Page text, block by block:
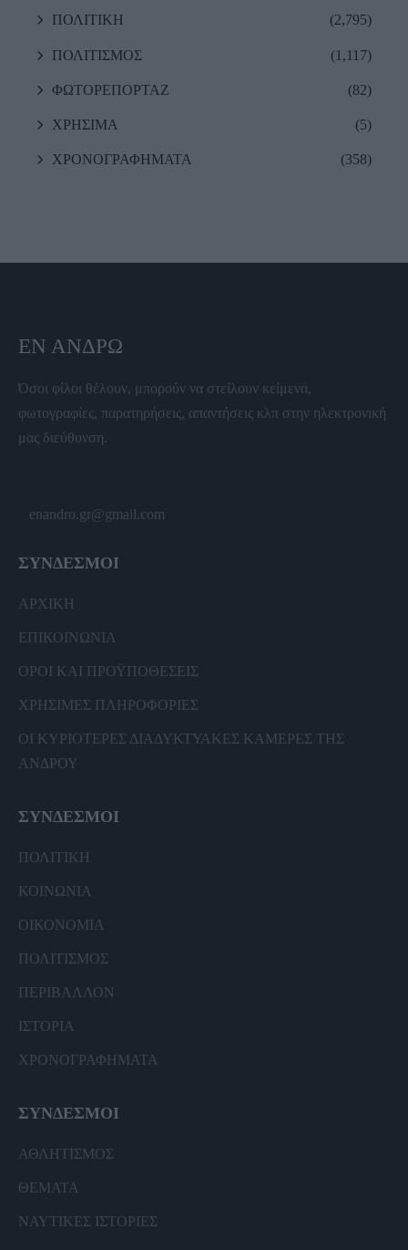
ΠΟΛΙΤΙΚΗ (2,795)
ΠΟΛΙΤΙΣΜΟΣ (1,117)
ΦΩΤΟΡΕΠΟΡΤΑΖ (82)
ΧΡΗΣΙΜΑ (5)
ΧΡΟΝΟΓΡΑΦΗΜΑΤΑ (358)
ΕΝ ΆΝΔΡΩ
Όσοι φίλοι θέλουν, μπορούν να στείλουν κείμενα,
φωτογραφίες, παρατηρήσεις, απαντήσεις κλπ στην ηλεκτρονική
μας διεύθυνση.
enandro.gr@gmail.com
ΣΥΝΔΕΣΜΟΙ
ΑΡΧΙΚΗ
ΕΠΙΚΟΙΝΩΝΙΑ
ΟΡΟΙ ΚΑΙ ΠΡΟΫΠΟΘΕΣΕΙΣ
ΧΡΗΣΙΜΕΣ ΠΛΗΡΟΦΟΡΙΕΣ
ΟΙ ΚΥΡΙΟΤΕΡΕΣ ΔΙΑΔΥΚΤΥΑΚΕΣ ΚΑΜΕΡΕΣ ΤΗΣ
ΑΝΔΡΟΥ
ΣΥΝΔΕΣΜΟΙ
ΠΟΛΙΤΙΚΗ
ΚΟΙΝΩΝΙΑ
ΟΙΚΟΝΟΜΙΑ
ΠΟΛΙΤΙΣΜΟΣ
ΠΕΡΙΒΑΛΛΟΝ
ΙΣΤΟΡΙΑ
ΧΡΟΝΟΓΡΑΦΗΜΑΤΑ
ΣΥΝΔΕΣΜΟΙ
ΑΘΛΗΤΙΣΜΟΣ
ΘΕΜΑΤΑ
ΝΑΥΤΙΚΕΣ ΙΣΤΟΡΙΕΣ